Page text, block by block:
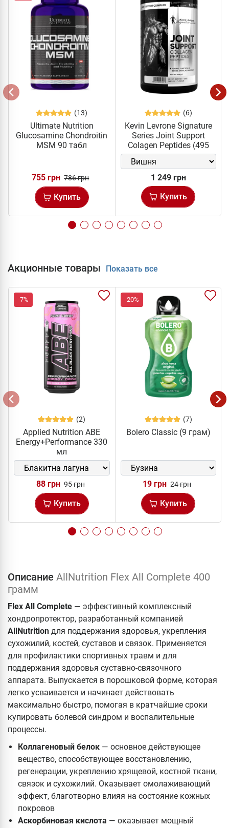
(13)
Ultimate Nutrition
Glucosamine Chondroitin
MSM 90 табл
755 грн 786 грн
Купить
(6)
Kevin Levrone Signature
Series Joint Support
Colagen Peptides (495
грам)
1 249 грн
Купить
Акционные товары Показать все
-7%
(2)
Applied Nutrition ABE
Energy+Performance 330
мл
88 грн 95 грн
Купить
-20%
(7)
Bolero Classic (9 грам)
19 грн 24 грн
Купить
Описание AllNutrition Flex All Complete 400
грамм
Flex All Complete — эффективный комплексный
хондропротектор, разработанный компанией
AllNutrition для поддержания здоровья, укрепления
сухожилий, костей, суставов и связок. Применяется
для профилактики спортивных травм и для
поддержания здоровья суставно-связочного
аппарата. Выпускается в порошковой форме, которая
легко усваивается и начинает действовать
максимально быстро, помогая в кратчайшие сроки
купировать болевой синдром и воспалительные
процессы.
Коллагеновый белок — основное действующее
вещество, способствующее восстановлению,
регенерации, укреплению хрящевой, костной ткани,
связок и сухожилий. Оказывает омолаживающий
эффект, благотворно влияя на состояние кожных
покровов
Аскорбиновая кислота — оказывает мощный